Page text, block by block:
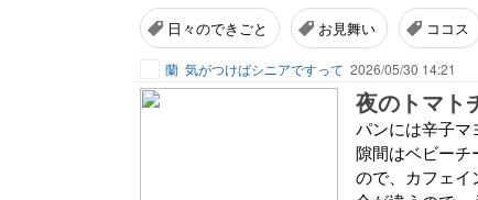
日々のできごと お見舞い ココス
蘭 気がつけばシニアですって 2026/05/30 14:21
夜のトマト
パンには辛子マ
隙間はベビーチ
ので、カフェイ